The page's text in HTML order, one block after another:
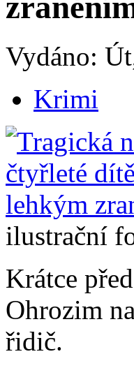
Vydáno:
Krimi
ilustrační
Krátce
Ohrozim
řidič.